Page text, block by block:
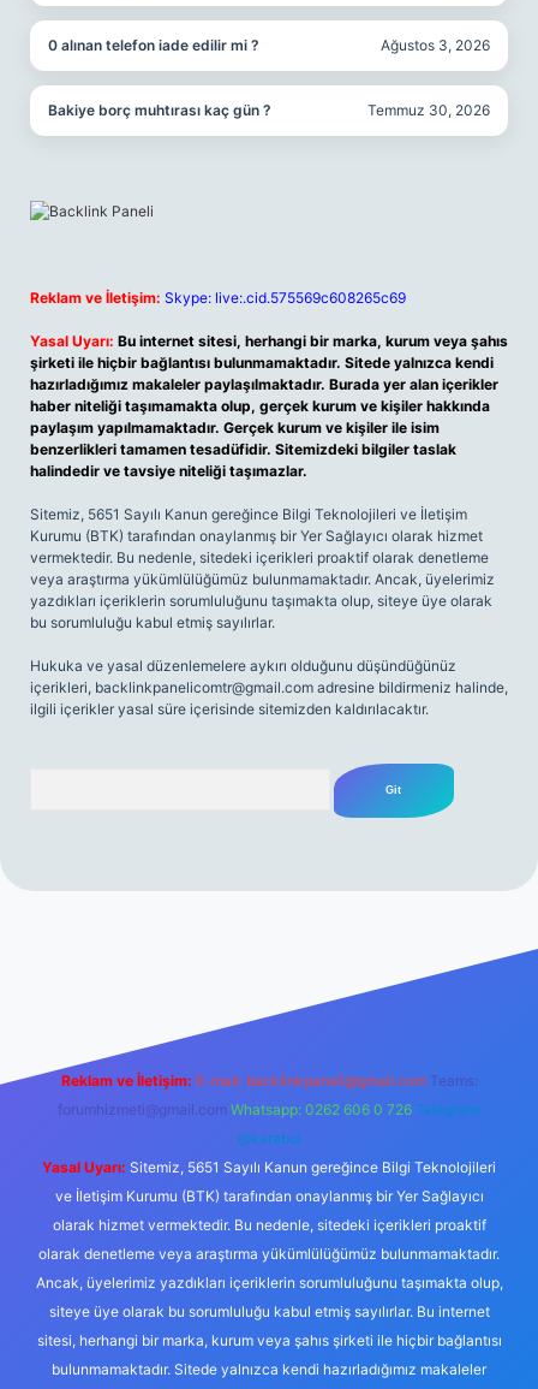
0 alınan telefon iade edilir mi ? Ağustos 3, 2026
Bakiye borç muhtırası kaç gün ? Temmuz 30, 2026
Reklam ve İletişim: Skype: live:.cid.575569c608265c69
Yasal Uyarı: Bu internet sitesi, herhangi bir marka, kurum veya şahıs
şirketi ile hiçbir bağlantısı bulunmamaktadır. Sitede yalnızca kendi
hazırladığımız makaleler paylaşılmaktadır. Burada yer alan içerikler
haber niteliği taşımamakta olup, gerçek kurum ve kişiler hakkında
paylaşım yapılmamaktadır. Gerçek kurum ve kişiler ile isim
benzerlikleri tamamen tesadüfidir. Sitemizdeki bilgiler taslak
halindedir ve tavsiye niteliği taşımazlar.
Sitemiz, 5651 Sayılı Kanun gereğince Bilgi Teknolojileri ve İletişim
Kurumu (BTK) tarafından onaylanmış bir Yer Sağlayıcı olarak hizmet
vermektedir. Bu nedenle, sitedeki içerikleri proaktif olarak denetleme
veya araştırma yükümlülüğümüz bulunmamaktadır. Ancak, üyelerimiz
yazdıkları içeriklerin sorumluluğunu taşımakta olup, siteye üye olarak
bu sorumluluğu kabul etmiş sayılırlar.
Hukuka ve yasal düzenlemelere aykırı olduğunu düşündüğünüz
içerikleri, backlinkpanelicomtr@gmail.com adresine bildirmeniz halinde,
ilgili içerikler yasal süre içerisinde sitemizden kaldırılacaktır.
Reklam ve İletişim: E-mail: backlinkpaneli@gmail.com Teams:
forumhizmeti@gmail.com Whatsapp: 0262 606 0 726 Telegram:
@karabul
Yasal Uyarı: Sitemiz, 5651 Sayılı Kanun gereğince Bilgi Teknolojileri
ve İletişim Kurumu (BTK) tarafından onaylanmış bir Yer Sağlayıcı
olarak hizmet vermektedir. Bu nedenle, sitedeki içerikleri proaktif
olarak denetleme veya araştırma yükümlülüğümüz bulunmamaktadır.
Ancak, üyelerimiz yazdıkları içeriklerin sorumluluğunu taşımakta olup,
siteye üye olarak bu sorumluluğu kabul etmiş sayılırlar. Bu internet
sitesi, herhangi bir marka, kurum veya şahıs şirketi ile hiçbir bağlantısı
bulunmamaktadır. Sitede yalnızca kendi hazırladığımız makaleler